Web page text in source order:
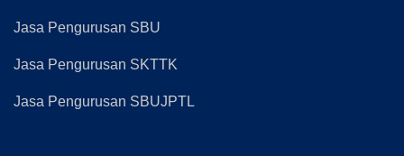
Jasa Pengurusan SBU
Jasa Pengurusan SKTTK
Jasa Pengurusan SBUJPTL